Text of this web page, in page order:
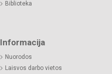
Biblioteka
Informacija
Nuorodos
Laisvos darbo vietos